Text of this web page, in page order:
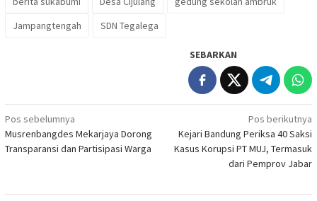
Jampangtengah
SDN Tegalega
SEBARKAN
Navigasi
pos
Pos sebelumnya
Musrenbangdes Mekarjaya Dorong
Transparansi dan Partisipasi Warga
Pos berikutnya
Kejari Bandung Periksa 40 Saksi
Kasus Korupsi PT MUJ, Termasuk
dari Pemprov Jabar